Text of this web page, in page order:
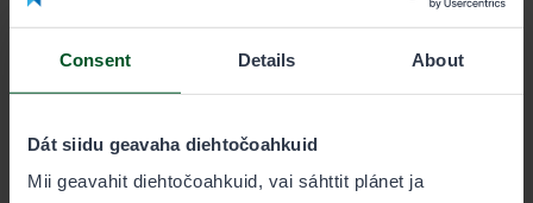
Consent Details About
Dát siidu geavaha diehtočoahkuid
Mii geavahit diehtočoahkuid, vai sáhttit plánet ja